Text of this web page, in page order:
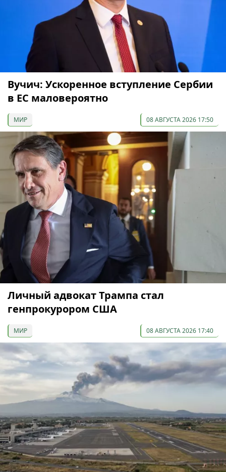
Вучич: Ускоренное вступление Сербии
в ЕС маловероятно
МИР 08 АВГУСТА 2026 17:50
Личный адвокат Трампа стал
генпрокурором США
МИР 08 АВГУСТА 2026 17:40